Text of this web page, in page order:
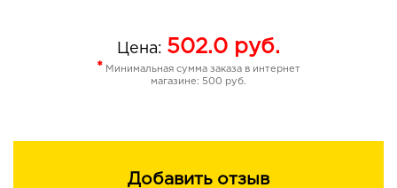
Цена: 502.0 руб.
* Минимальная сумма заказа в интернет
магазине: 500 руб.
Добавить отзыв